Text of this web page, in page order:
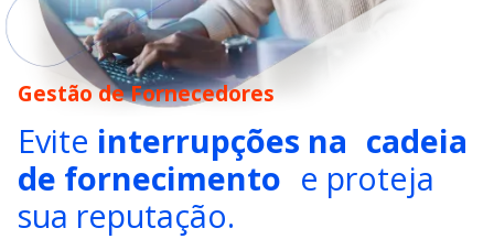
Gestão de Fornecedores
Evite interrupções na cadeia
de fornecimento e proteja
sua reputação.